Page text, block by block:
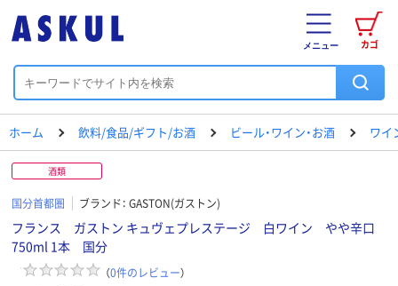
カゴ
メニュー
ホーム 飲料/食品/ギフト/お酒 ビール・ワイン・お酒 ワイ
酒類
国分首都圏 ブランド： GASTON(ガストン)
フランス ガストン キュヴェプレステージ 白ワイン やや辛口
750ml 1本 国分
（0件のレビュー）